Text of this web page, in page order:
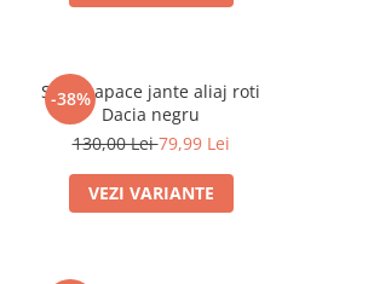
-38%
Set 4 capace jante aliaj roti
Dacia negru
130,00 Lei79,99 Lei
VEZI VARIANTE